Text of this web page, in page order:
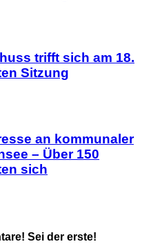
trifft sich am 18.
Sitzung
an kommunaler
– Über 150
sich
Sei der erste!